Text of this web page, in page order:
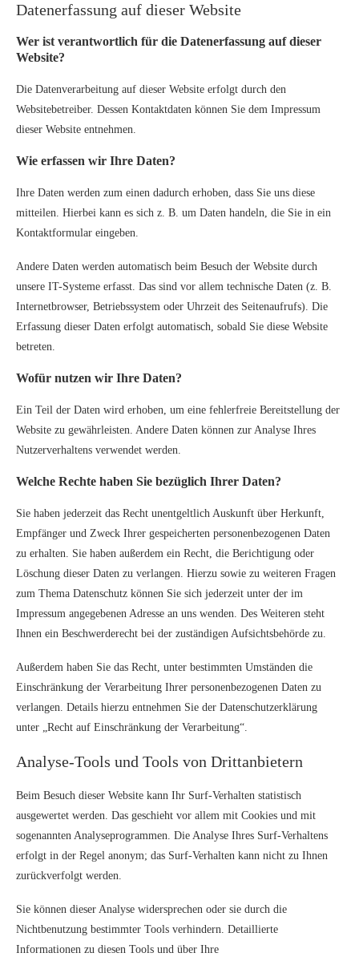
Datenerfassung auf dieser Website
Wer ist verantwortlich für die Datenerfassung auf dieser
Website?
Die Datenverarbeitung auf dieser Website erfolgt durch den
Websitebetreiber. Dessen Kontaktdaten können Sie dem Impressum
dieser Website entnehmen.
Wie erfassen wir Ihre Daten?
Ihre Daten werden zum einen dadurch erhoben, dass Sie uns diese
mitteilen. Hierbei kann es sich z. B. um Daten handeln, die Sie in ein
Kontaktformular eingeben.
Andere Daten werden automatisch beim Besuch der Website durch
unsere IT-Systeme erfasst. Das sind vor allem technische Daten (z. B.
Internetbrowser, Betriebssystem oder Uhrzeit des Seitenaufrufs). Die
Erfassung dieser Daten erfolgt automatisch, sobald Sie diese Website
betreten.
Wofür nutzen wir Ihre Daten?
Ein Teil der Daten wird erhoben, um eine fehlerfreie Bereitstellung der
Website zu gewährleisten. Andere Daten können zur Analyse Ihres
Nutzerverhaltens verwendet werden.
Welche Rechte haben Sie bezüglich Ihrer Daten?
Sie haben jederzeit das Recht unentgeltlich Auskunft über Herkunft,
Empfänger und Zweck Ihrer gespeicherten personenbezogenen Daten
zu erhalten. Sie haben außerdem ein Recht, die Berichtigung oder
Löschung dieser Daten zu verlangen. Hierzu sowie zu weiteren Fragen
zum Thema Datenschutz können Sie sich jederzeit unter der im
Impressum angegebenen Adresse an uns wenden. Des Weiteren steht
Ihnen ein Beschwerderecht bei der zuständigen Aufsichtsbehörde zu.
Außerdem haben Sie das Recht, unter bestimmten Umständen die
Einschränkung der Verarbeitung Ihrer personenbezogenen Daten zu
verlangen. Details hierzu entnehmen Sie der Datenschutzerklärung
unter „Recht auf Einschränkung der Verarbeitung“.
Analyse-Tools und Tools von Drittanbietern
Beim Besuch dieser Website kann Ihr Surf-Verhalten statistisch
ausgewertet werden. Das geschieht vor allem mit Cookies und mit
sogenannten Analyseprogrammen. Die Analyse Ihres Surf-Verhaltens
erfolgt in der Regel anonym; das Surf-Verhalten kann nicht zu Ihnen
zurückverfolgt werden.
Sie können dieser Analyse widersprechen oder sie durch die
Nichtbenutzung bestimmter Tools verhindern. Detaillierte
Informationen zu diesen Tools und über Ihre